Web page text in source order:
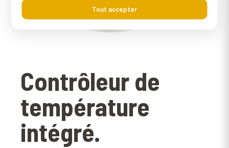
Contrôleur de
température
intégré.
Tout accepter